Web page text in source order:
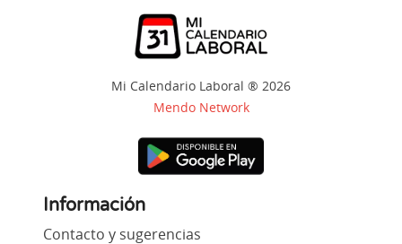
Mi Calendario Laboral ® 2026
Mendo Network
Información
Contacto y sugerencias